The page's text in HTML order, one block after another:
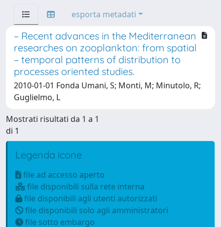
esporta metadati
– Recent advances in the Mediterranean
researches on zooplankton: from spatial
– temporal patterns of distribution to
processes oriented studies.
2010-01-01 Fonda Umani, S; Monti, M; Minutolo, R;
Guglielmo, L
Mostrati risultati da 1 a 1
di 1
Legenda icone
file ad accesso aperto
file disponibili sulla rete interna
file disponibili agli utenti autorizzati
file disponibili solo agli amministratori
file sotto embargo